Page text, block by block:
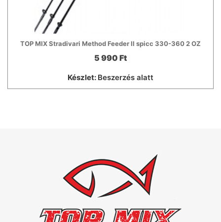
TOP MIX Stradivari Method Feeder II spicc 330-360 2 OZ
5 990 Ft
Készlet: Beszerzés alatt